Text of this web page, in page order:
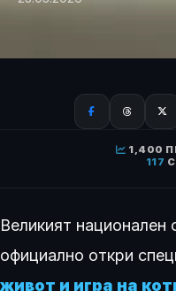
1,400
117
Великият национален
официално откри
живот и игра на